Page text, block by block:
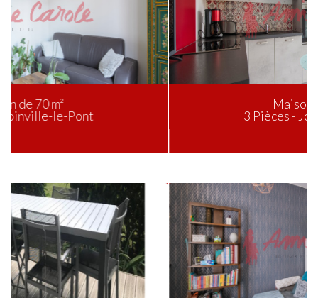
3 Pièces - Joinville-le-Pont